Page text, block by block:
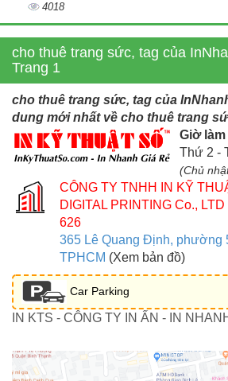
4018
cho thuê trang sức, tag của
Trang 1
cho thuê trang sức, tag của
dung mới nhất về cho thuê trang
Giờ
Thứ 2 -
(Chủ
CÔNG TY TNHH IN KỸ
DIGITAL PRINTING Co., LTD
626
365 Lê Quang Định, phường
TPHCM (Xem bản đồ)
Car Parking
IN KTS - CÔNG TY IN ẤN - IN